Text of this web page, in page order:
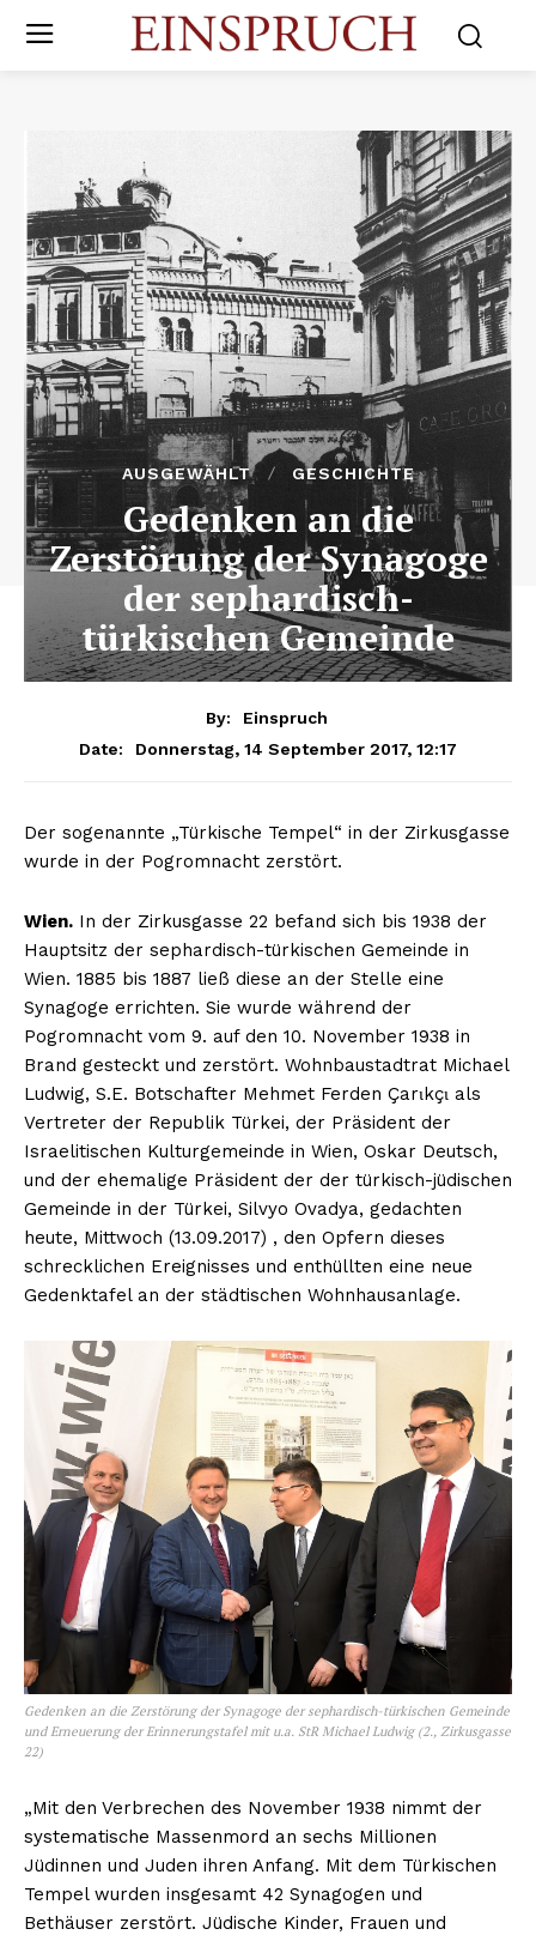
AUSGEWÄHLT GESCHICHTE
Gedenken an die
Zerstörung der Synagoge
der sephardisch-
türkischen Gemeinde
By:
Einspruch
Date:
Donnerstag, 14 September 2017, 12:17
Der sogenannte „Türkische Tempel“ in der Zirkusgasse
wurde in der Pogromnacht zerstört.
Wien. In der Zirkusgasse 22 befand sich bis 1938 der
Hauptsitz der sephardisch-türkischen Gemeinde in
Wien. 1885 bis 1887 ließ diese an der Stelle eine
Synagoge errichten. Sie wurde während der
Pogromnacht vom 9. auf den 10. November 1938 in
Brand gesteckt und zerstört. Wohnbaustadtrat Michael
Ludwig, S.E. Botschafter Mehmet Ferden Çarιkçι als
Vertreter der Republik Türkei, der Präsident der
Israelitischen Kulturgemeinde in Wien, Oskar Deutsch,
und der ehemalige Präsident der der türkisch-jüdischen
Gemeinde in der Türkei, Silvyo Ovadya, gedachten
heute, Mittwoch (13.09.2017) , den Opfern dieses
schrecklichen Ereignisses und enthüllten eine neue
Gedenktafel an der städtischen Wohnhausanlage.
Gedenken an die Zerstörung der Synagoge der sephardisch-türkischen Gemeinde
und Erneuerung der Erinnerungstafel mit u.a. StR Michael Ludwig (2., Zirkusgasse
22)
„Mit den Verbrechen des November 1938 nimmt der
systematische Massenmord an sechs Millionen
Jüdinnen und Juden ihren Anfang. Mit dem Türkischen
Tempel wurden insgesamt 42 Synagogen und
Bethäuser zerstört. Jüdische Kinder, Frauen und